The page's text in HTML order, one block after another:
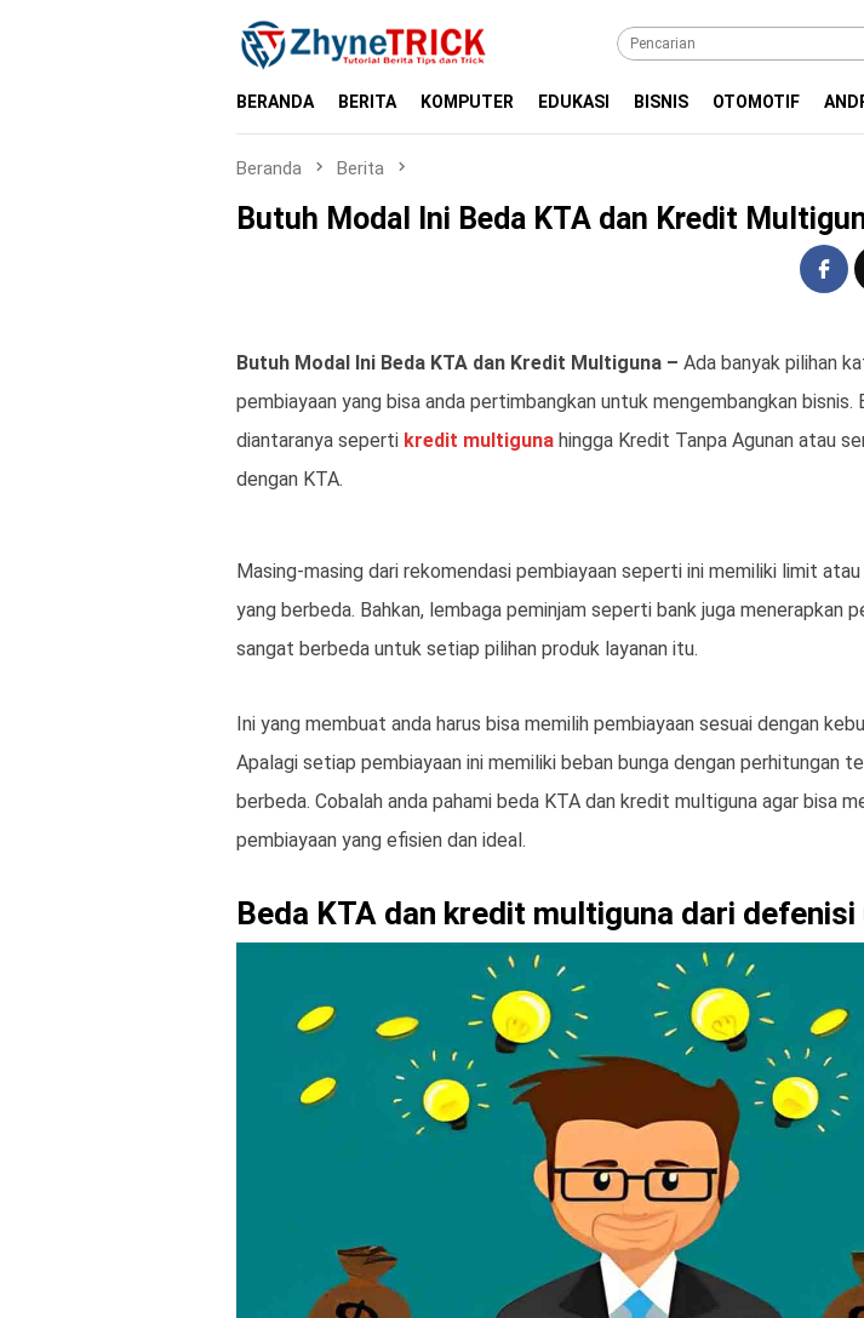
BERANDA BERITA KOMPUTER EDUKASI BISNIS OTOMOTIF
Beranda Berita
Butuh Modal Ini Beda KTA dan Kredit
Butuh Modal Ini Beda KTA dan Kredit Multiguna – Ada banyak pilihan
pembiayaan yang bisa anda pertimbangkan untuk mengembangkan bisnis.
diantaranya seperti kredit multiguna hingga Kredit Tanpa Agunan atau
dengan KTA.
Masing-masing dari rekomendasi pembiayaan seperti ini memiliki limit atau
yang berbeda. Bahkan, lembaga peminjam seperti bank juga menerapkan
sangat berbeda untuk setiap pilihan produk layanan itu.
Ini yang membuat anda harus bisa memilih pembiayaan sesuai dengan
Apalagi setiap pembiayaan ini memiliki beban bunga dengan perhitungan
berbeda. Cobalah anda pahami beda KTA dan kredit multiguna agar bisa
pembiayaan yang efisien dan ideal.
Beda KTA dan kredit multiguna dari defenisi